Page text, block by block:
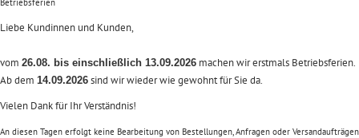
Liebe Kundinnen und Kunden,
vom 26.08. bis einschließlich 13.09.2026 machen wir erstmals Betriebsferien.
Ab dem 14.09.2026 sind wir wieder wie gewohnt für Sie da.
Vielen Dank für Ihr Verständnis!
An diesen Tagen erfolgt keine Bearbeitung von Bestellungen, Anfragen oder